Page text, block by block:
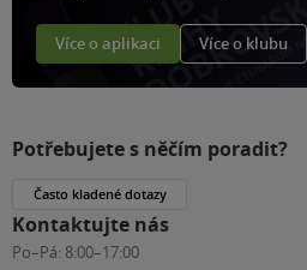
Více o aplikaci Více o klubu
Potřebujete s něčím poradit?
Často kladené dotazy
Kontaktujte nás
Po–Pá: 8:00–17:00